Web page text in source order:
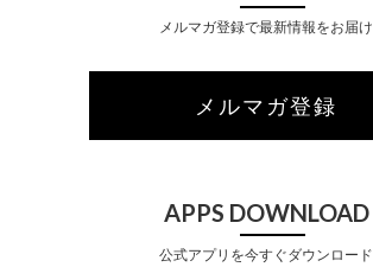
メルマガ登録で最新情報をお届け
メルマガ登録
APPS DOWNLOAD
公式アプリを今すぐダウンロード